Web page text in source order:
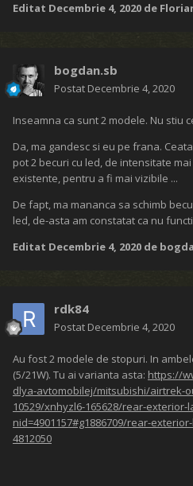
Editat Decembrie 4, 2020 de
bogdan.sb
Postat Decembrie 4, 2020
Inseamna ca sunt 2 modele. Nu stiu
Da, ma gandesc si eu pe frana.
pot 2 becuri cu led, de intensitate
existente, pentru a fi mai vizibile ...
De fapt, ma mananca sa schimb
led, de-asta am constatat ca nu
Editat Decembrie 4, 2020 de
rdk84
Postat Decembrie 4, 2020
Au fost 2 modele de stopuri. In
(5/21W). Tu ai varianta asta: https://
dlya-avtomobilej/mitsubishi/airtrek-
10529/xnhyzl6-165628/rear-exterior-
nid=4901157#g1886709/rear-
4812050